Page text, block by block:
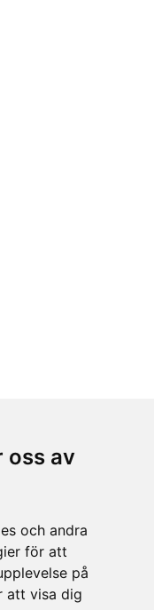
oss av
och andra
för att
på
att visa dig